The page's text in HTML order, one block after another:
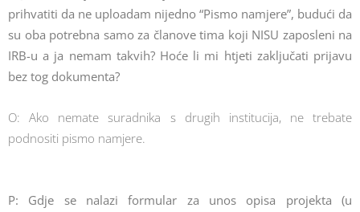
prihvatiti da ne uploadam nijedno “Pismo namjere”, budući da
su oba potrebna samo za članove tima koji NISU zaposleni na
IRB-u a ja nemam takvih? Hoće li mi htjeti zaključati prijavu
bez tog dokumenta?
O: Ako nemate suradnika s drugih institucija, ne trebate
podnositi pismo namjere.
P: Gdje se nalazi formular za unos opisa projekta (u